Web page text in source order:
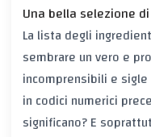
Una bella selezione
La lista degli
sembrare un vero e
incomprensibili e
in codici numerici
significano? E